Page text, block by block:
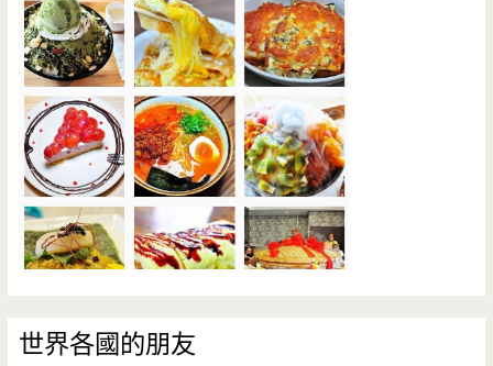
世界各國的朋友